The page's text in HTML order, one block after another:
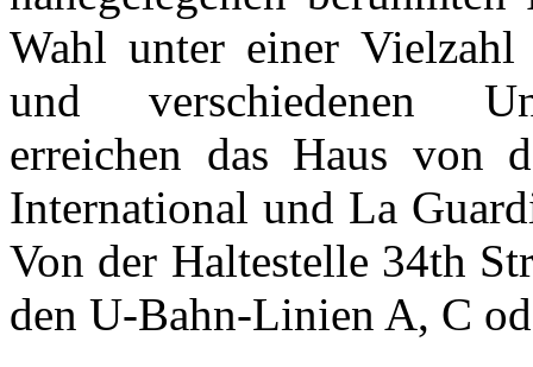
Wahl unter einer Vielzahl
und verschiedenen
erreichen das Haus von
International und La
Von der Haltestelle 34th
den U-Bahn-Linien A, C